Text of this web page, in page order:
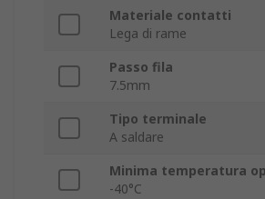
Materiale contatti
Lega di rame
Passo fila
7.5mm
Tipo terminale
A saldare
Minima temperatura
-40°C